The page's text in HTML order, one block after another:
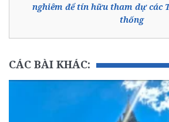
nghiêm để tín hữu tham dự các
thống
CÁC BÀI KHÁC: